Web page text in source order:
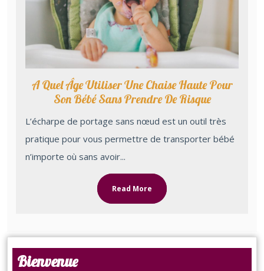
A Quel Âge Utiliser Une Chaise Haute Pour
Son Bébé Sans Prendre De Risque
L’écharpe de portage sans nœud est un outil très
pratique pour vous permettre de transporter bébé
n’importe où sans avoir...
Read More
Bienvenue